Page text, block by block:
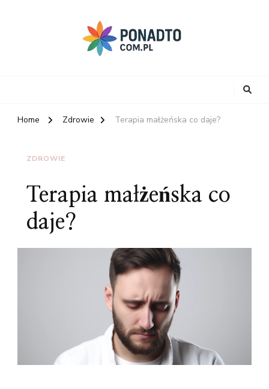
Home Zdrowie Terapia małżeńska co daje?
ZDROWIE
Terapia małżeńska co
daje?